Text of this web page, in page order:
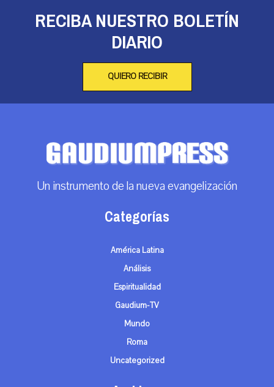
RECIBA NUESTRO BOLETÍN
DIARIO
QUIERO RECIBIR
Un instrumento de la nueva evangelización
Categorías
América Latina
Análisis
Espiritualidad
Gaudium-TV
Mundo
Roma
Uncategorized